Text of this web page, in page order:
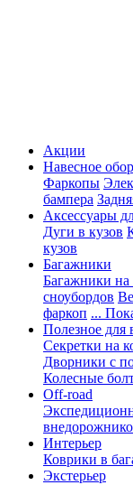
Акции
Навесное
Фаркопы
бампера
Аксессуары
Дуги в кузов
кузов
Багажники
Багажники
сноубордов
фаркоп ...
Полезное для
Секретки на
Дворники с
Колесные
Off-road
Интерьер
Коврики в
Экстерьер